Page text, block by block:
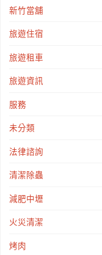
新竹當舖
旅遊住宿
旅遊租車
旅遊資訊
服務
未分類
法律諮詢
清潔除蟲
減肥中壢
火災清潔
烤肉